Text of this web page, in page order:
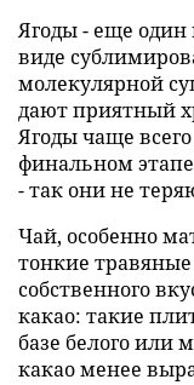
Ягоды - еще один
виде
молекулярной
дают приятный
Ягоды чаще
финальном
- так они не
Чай, особенно
тонкие травяные
собственного
какао: такие
базе белого или
какао менее